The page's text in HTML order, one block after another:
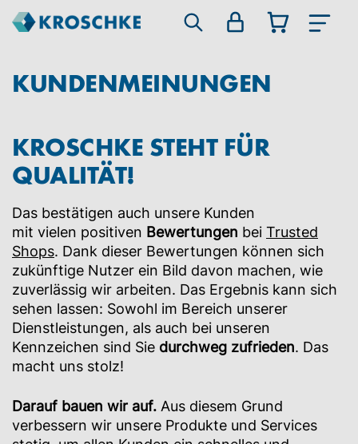
KUNDENMEINUNGEN
KROSCHKE STEHT FÜR
QUALITÄT!
Das bestätigen auch unsere Kunden
mit vielen positiven Bewertungen bei Trusted
Shops. Dank dieser Bewertungen können sich
zukünftige Nutzer ein Bild davon machen, wie
zuverlässig wir arbeiten. Das Ergebnis kann sich
sehen lassen: Sowohl im Bereich unserer
Dienstleistungen, als auch bei unseren
Kennzeichen sind Sie durchweg zufrieden. Das
macht uns stolz!
Darauf bauen wir auf. Aus diesem Grund
verbessern wir unsere Produkte und Services